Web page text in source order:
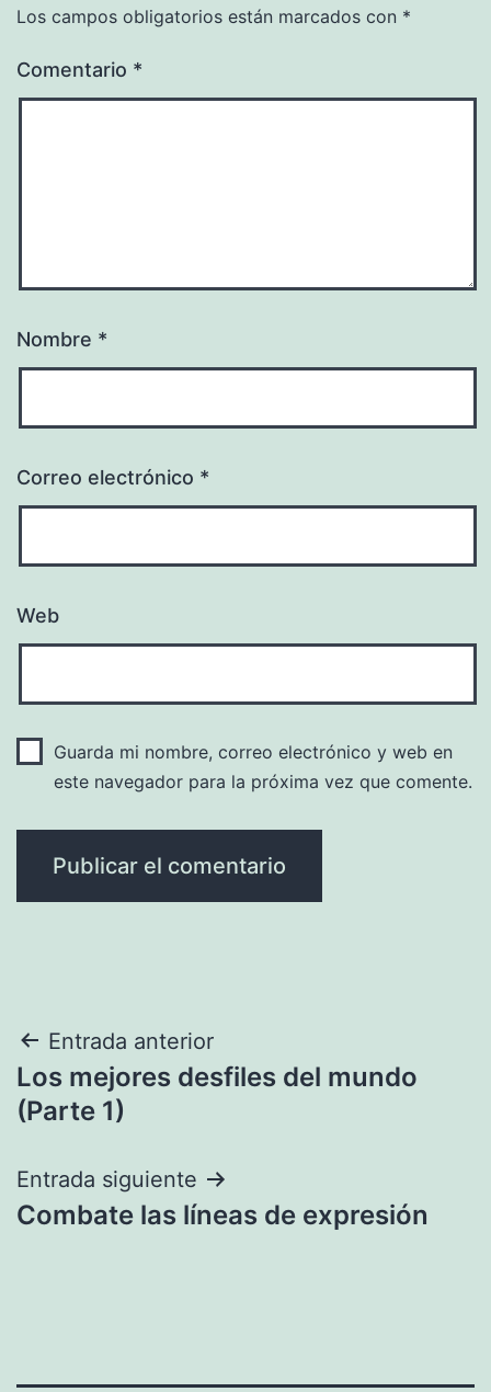
Los campos obligatorios están marcados con *
Comentario *
Nombre *
Correo electrónico *
Web
Guarda mi nombre, correo electrónico y web en
este navegador para la próxima vez que comente.
Navegación
de
Entrada anterior
Los mejores desfiles del mundo
(Parte 1)
Entrada siguiente
Combate las líneas de expresión